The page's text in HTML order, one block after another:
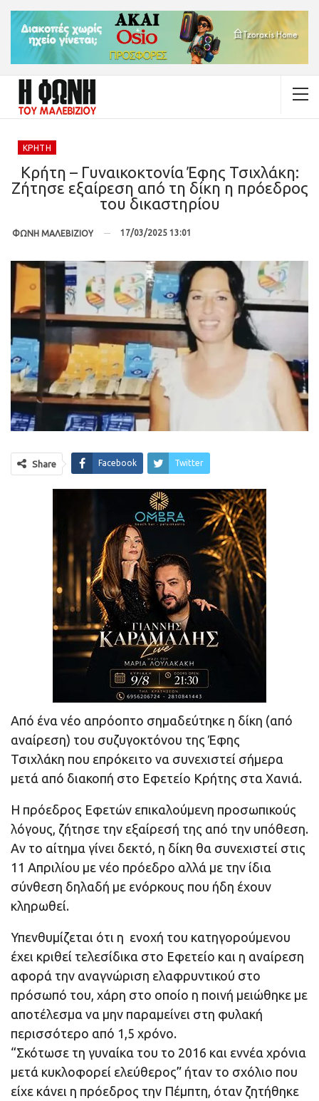
ΚΡΉΤΗ
Κρήτη – Γυναικοκτονία Έφης Τσιχλάκη:
Ζήτησε εξαίρεση από τη δίκη η πρόεδρος
του δικαστηρίου
ΦΩΝΗ ΜΑΛΕΒΙΖΙΟΥ 17/03/2025 13:01
Share Facebook Twitter
Από ένα νέο απρόοπτο σημαδεύτηκε η δίκη (από
αναίρεση) του συζυγοκτόνου της Έφης
Τσιχλάκη που επρόκειτο να συνεχιστεί σήμερα
μετά από διακοπή στο Εφετείο Κρήτης στα Χανιά.
Η πρόεδρος Εφετών επικαλούμενη προσωπικούς
λόγους, ζήτησε την εξαίρεσή της από την υπόθεση.
Αν το αίτημα γίνει δεκτό, η δίκη θα συνεχιστεί στις
11 Απριλίου με νέο πρόεδρο αλλά με την ίδια
σύνθεση δηλαδή με ενόρκους που ήδη έχουν
κληρωθεί.
Υπενθυμίζεται ότι η ενοχή του κατηγορούμενου
έχει κριθεί τελεσίδικα στο Εφετείο και η αναίρεση
αφορά την αναγνώριση ελαφρυντικού στο
πρόσωπό του, χάρη στο οποίο η ποινή μειώθηκε με
αποτέλεσμα να μην παραμείνει στη φυλακή
περισσότερο από 1,5 χρόνο.
“Σκότωσε τη γυναίκα του το 2016 και εννέα χρόνια
μετά κυκλοφορεί ελεύθερος” ήταν το σχόλιο που
είχε κάνει η πρόεδρος την Πέμπτη, όταν ζητήθηκε